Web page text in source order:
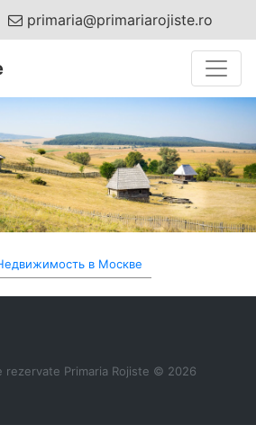
primaria@primariarojiste.ro
в Москве
rezervate Primaria Rojiste © 2026